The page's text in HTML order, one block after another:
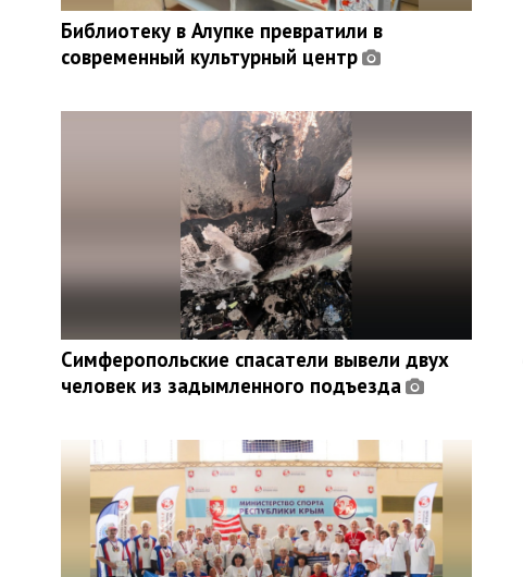
Библиотеку в Алупке превратили в
современный культурный центр
Симферопольские спасатели вывели двух
человек из задымленного подъезда